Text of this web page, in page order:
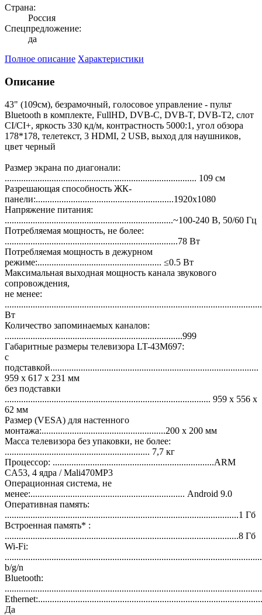
Страна:
Россия
Спецпредложение:
да
Полное описание Характеристики
Описание
43" (109см), безрамочный, голосовое управление - пульт
Bluetooth в комплекте, FullHD, DVB-C, DVB-T, DVB-T2, слот
CI/CI+, яркость 330 кд/м, контрастность 5000:1, угол обзора
178*178, телетекст, 3 HDMI, 2 USB, выход для наушников,
цвет черный
Размер экрана по диагонали:
.................................................................................. 109 см
Разрешающая способность ЖК-
панели:...........................................................1920x1080
Напряжение питания:
........................................................................~100-240 В, 50/60 Гц
Потребляемая мощность, не более:
..........................................................................78 Вт
Потребляемая мощность в дежурном
режиме:..................................................... ≤0.5 Вт
Максимальная выходная мощность канала звукового
сопровождения,
не менее:
Вт
Количество запоминаемых каналов:
............................................................................999
Габаритные размеры телевизора LT-43M697:
с
подставкой.........................................................................................
959 х 617 х 231 мм
без подставки
........................................................................................ 959 х 556 х
62 мм
Размер (VESA) для настенного
монтажа:.....................................................200 х 200 мм
Масса телевизора без упаковки, не более:
.............................................................. 7,7 кг
Процессор: .....................................................................ARM
CA53, 4 ядра / Mali470MP3
Операционная система, не
менее:.................................................................. Android 9.0
Оперативная память:
....................................................................................................1 Гб
Встроенная память* :
....................................................................................................8 Гб
Wi-Fi:
b/g/n
Bluetooth:
Да